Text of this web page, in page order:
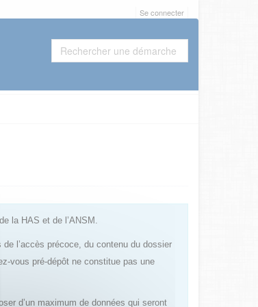
Se connecter
la HAS et de l’ANSM.
l’accès précoce, du contenu du dossier
vous pré-dépôt ne constitue pas une
d’un maximum de données qui seront